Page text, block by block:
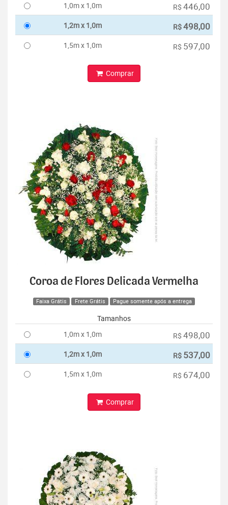
1,0m x 1,0m
R$ 446,00
1,2m x 1,0m R$498,00
1,5m x 1,0m R$ 597,00
Comprar
Coroa de Flores Delicada Vermelha
Faixa Grátis Frete Grátis Pague somente após a entrega
Tamanhos
1,0m x 1,0m
R$ 498,00
1,2m x 1,0m R$ 537,00
1,5m x 1,0m R$ 674,00
Comprar